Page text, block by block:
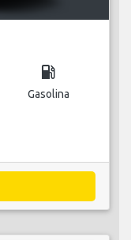
local_gas_station
Gasolina